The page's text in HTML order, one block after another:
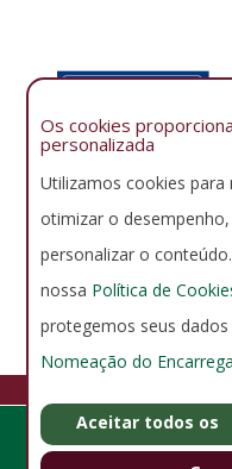
GERENCIAR COOKIES
Rua Álvaro Chaves 41,
Os cookies
personalizada
Utilizamos cookies para
otimizar o
personalizar o
nossa Política de
protegemos seus
Nomeação do
Aceitar todos os
cookies